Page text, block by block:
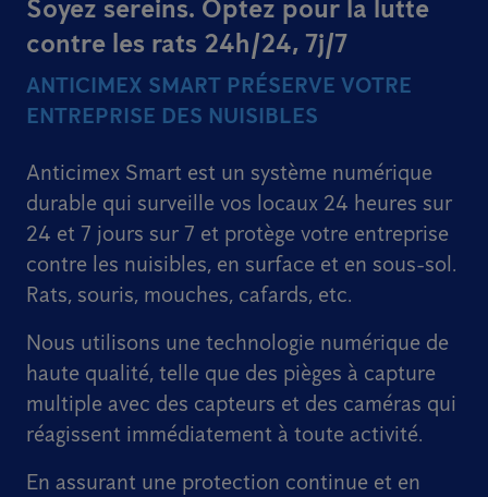
Soyez sereins. Optez pour la lutte
contre les rats 24h/24, 7j/7
ANTICIMEX SMART PRÉSERVE VOTRE
ENTREPRISE DES NUISIBLES
Anticimex Smart est un système numérique
durable qui surveille vos locaux 24 heures sur
24 et 7 jours sur 7 et protège votre entreprise
contre les nuisibles, en surface et en sous-sol.
Rats, souris, mouches, cafards, etc.
Nous utilisons une technologie numérique de
haute qualité, telle que des pièges à capture
multiple avec des capteurs et des caméras qui
réagissent immédiatement à toute activité.
En assurant une protection continue et en